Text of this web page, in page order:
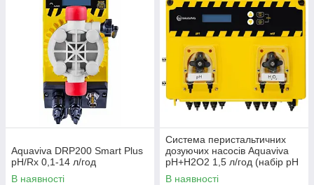
Aquaviva DRP200 Smart Plus
pH/Rх 0,1-14 л/год
В наявності
Система перистальтичних
дозуючих насосів Aquaviva
pH+H2O2 1,5 л/год (набір pH
в комплекті)
В наявності